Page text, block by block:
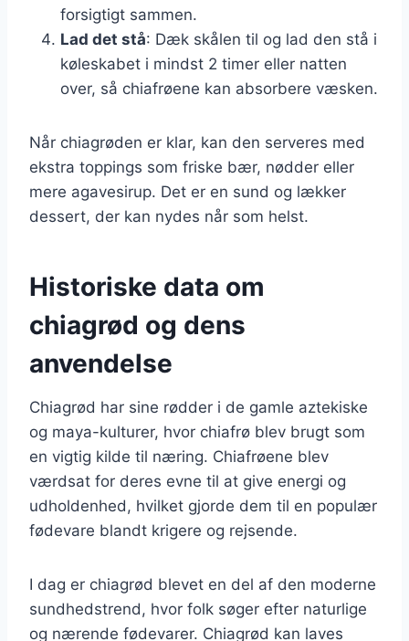
forsigtigt sammen.
Lad det stå: Dæk skålen til og lad den stå i
køleskabet i mindst 2 timer eller natten
over, så chiafrøene kan absorbere væsken.
Når chiagrøden er klar, kan den serveres med
ekstra toppings som friske bær, nødder eller
mere agavesirup. Det er en sund og lækker
dessert, der kan nydes når som helst.
Historiske data om
chiagrød og dens
anvendelse
Chiagrød har sine rødder i de gamle aztekiske
og maya-kulturer, hvor chiafrø blev brugt som
en vigtig kilde til næring. Chiafrøene blev
værdsat for deres evne til at give energi og
udholdenhed, hvilket gjorde dem til en populær
fødevare blandt krigere og rejsende.
I dag er chiagrød blevet en del af den moderne
sundhedstrend, hvor folk søger efter naturlige
og nærende fødevarer. Chiagrød kan laves